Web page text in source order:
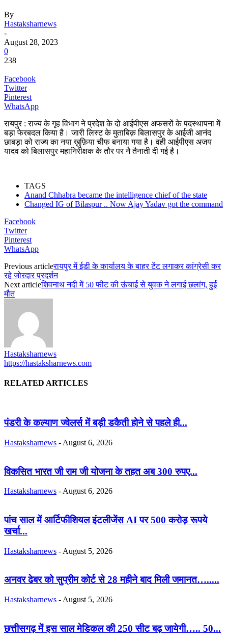
By
Hastaksharnews
-
August 28, 2023
0
238
Facebook
Twitter
Pinterest
WhatsApp
रायपुर : राज्य के गृह विभाग ने प्रदेश के दो आईपीएस अफसरों के पदस्थापना में
बड़ा फेरबदल किया है। जारी लिस्ट के मुताबिक़ बिलासपुर के आईजी आनंद
छाबड़ा को राज्य का नया ख़ुफ़िया चीफ बनाया गया है। वही आईपीएस अजय
यादव को बिलासपुर महानिरीक्षक के तौर पर नै तैनाती दी गई है।
TAGS
Anand Chhabra became the intelligence chief of the state
Changed IG of Bilaspur .. Now Ajay Yadav got the command
Facebook
Twitter
Pinterest
WhatsApp
Previous articleरायपुर में ईडी के कार्यालय के बाहर टेंट लगाकर कांग्रेसी कर
रहे जोरदार प्रदर्शन
Next articleशिवनाथ नदी में 50 फीट की ऊंचाई से युवक ने लगाई छलांग, हुई
मौत
Hastaksharnews
https://hastaksharnews.com
RELATED ARTICLES
पंडरी के कल्याण ज्वेलर्स में बड़ी डकैती होने से पहले ही...
Hastaksharnews - August 6, 2026
विकसित भारत जी राम जी योजना के तहत अब 300 रुपए...
Hastaksharnews - August 6, 2026
पांच साल में आर्टिफीशियल इंटलीजेंस AI पर 500 करोड़ रूपये
खर्चा...
Hastaksharnews - August 5, 2026
अनवर ढेबर को सुप्रीम कोर्ट से 28 महीने बाद मिली जमानत….....
Hastaksharnews - August 5, 2026
छत्तीसगढ़ में इस साल मेडिकल की 250 सीट बढ़ जायेगी….. 50...